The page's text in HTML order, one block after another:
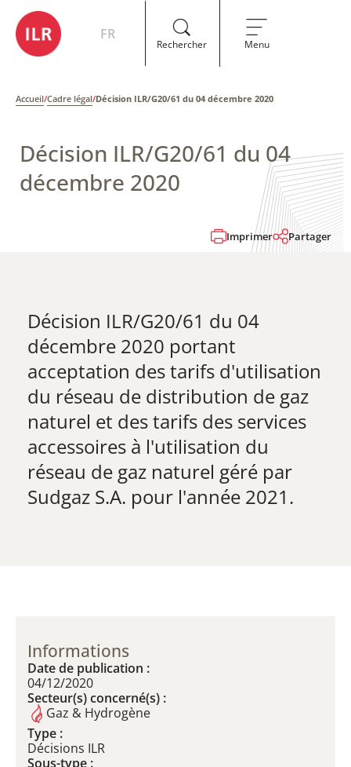
FR
Rechercher Menu
Accueil/Cadre légal/Décision ILR/G20/61 du 04 décembre 2020
Décision ILR/G20/61 du 04
décembre 2020
Imprimer Partager
Décision ILR/G20/61 du 04
décembre 2020 ​portant
acceptation des tarifs d'utilisation
du réseau de distribution de gaz
naturel et des tarifs des services
accessoires à l'utilisation du
réseau de gaz naturel géré par
Sudgaz S.A. pour l'année 2021.
Informations
Date de publication :
04/12/2020
Secteur(s) concerné(s) :
Gaz & Hydrogène
Type :
Décisions ILR
Sous-type :